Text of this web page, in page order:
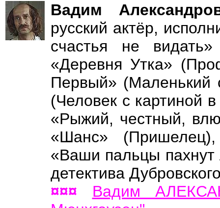
Вадим
русский актёр,
счастья не
«Деревня Утка»
Первый» (Маленький
(Человек с картиной
«Рыжий, честный,
«Шанс»
«Ваши пальцы
детектива
¤¤¤
Вадим